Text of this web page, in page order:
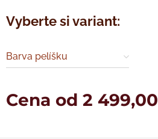
Vyberte si variant:
Barva pelíšku
Cena od 2 499,00